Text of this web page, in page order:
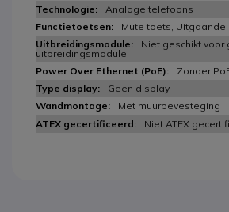
Analoge telefoons
Mute toets,
Niet geschikt voor
uitbreidingsmodule
Zonder
Geen display
Met muurbevesteging
Niet ATEX